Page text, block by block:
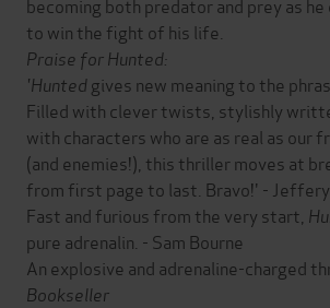
becoming both predator and prey as
to win the fight of his life.
Praise for Hunted:
'Huntedgives new meaning to the
Filled with clever twists, stylishly
with characters who are as real as our
(and enemies!), this thriller moves at
from first page to last. Bravo!' -
Fast and furious from the very start,
pure adrenalin. - Sam Bourne
An explosive and adrenaline-charged
Bookseller